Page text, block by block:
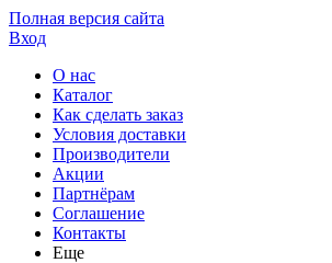
Полная версия сайта
Вход
О нас
Каталог
Как сделать заказ
Условия доставки
Производители
Акции
Партнёрам
Соглашение
Контакты
Еще